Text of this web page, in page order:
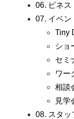
06. ピネス
07. イベン
Tiny
ショ
セミ
ワー
相談
見学
08. スタッ